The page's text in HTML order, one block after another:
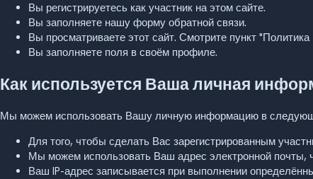
Вы регистрируетесь как участник на этом сайте.
Вы заполняете нашу форму обратной связи.
Вы просматриваете этот сайт. Смотрите пункт
Вы заполняете поля в своём профиле.
Как используется Ваша личная
Мы можем использовать Вашу личную информацию в
Для того, чтобы сделать Вас зарегистрированным
Мы можем использовать Ваш адрес электронной почты,
Ваш IP-адрес записывается при выполнении